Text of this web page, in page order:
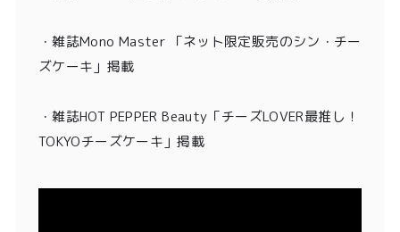
・雑誌Mono Master 「ネット限定販売のシン・チー
ズケーキ」掲載
・雑誌HOT PEPPER Beauty「チーズLOVER最推し！
TOKYOチーズケーキ」掲載